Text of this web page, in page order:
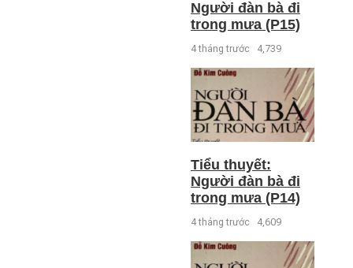
Người đàn bà đi
trong mưa (P15)
4 tháng trước 4,739
Tiểu thuyết:
Người đàn bà đi
trong mưa (P14)
4 tháng trước 4,609